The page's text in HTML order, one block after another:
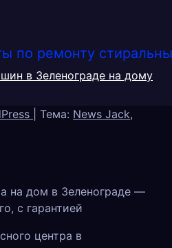
в Зеленограде на дому
Тема: News Jack,
на дом в Зеленограде —
с гарантией
центра в